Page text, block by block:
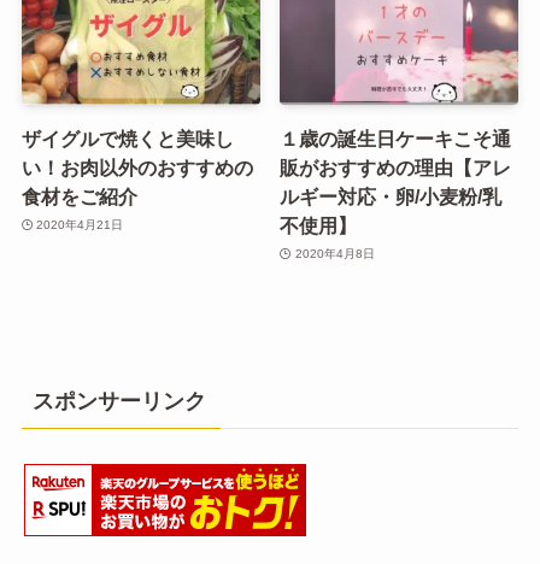
ザイグルで焼くと美味し
い！お肉以外のおすすめの
食材をご紹介
2020年4月21日
１歳の誕生日ケーキこそ通
販がおすすめの理由【アレ
ルギー対応・卵/小麦粉/乳
不使用】
2020年4月8日
スポンサーリンク